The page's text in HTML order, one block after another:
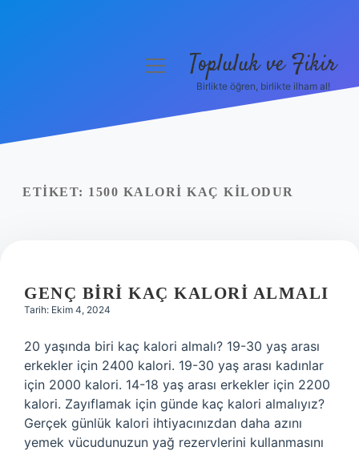
Yasal Uyarı
menüyüTopluluk ve Fikir
Birlikte öğren, birlikte ilham al!
ETIKET: 1500 KALORI KAÇ KILODUR
GENÇ BIRI KAÇ KALORI ALMALI
Tarih: Ekim 4, 2024
20 yaşında biri kaç kalori almalı? 19-30 yaş arası
erkekler için 2400 kalori. 19-30 yaş arası kadınlar
için 2000 kalori. 14-18 yaş arası erkekler için 2200
kalori. Zayıflamak için günde kaç kalori almalıyız?
Gerçek günlük kalori ihtiyacınızdan daha azını
yemek vücudunuzun yağ rezervlerini kullanmasını